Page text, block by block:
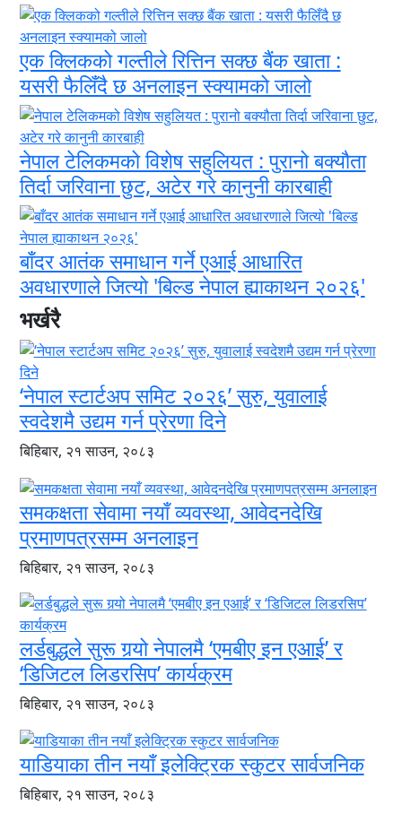
एक क्लिकको गल्तीले रित्तिन सक्छ बैंक खाता :
यसरी फैलिँदै छ अनलाइन स्क्यामको जालो
नेपाल टेलिकमको विशेष सहुलियत : पुरानो बक्यौता
तिर्दा जरिवाना छुट, अटेर गरे कानुनी कारबाही
बाँदर आतंक समाधान गर्ने एआई आधारित
अवधारणाले जित्यो 'बिल्ड नेपाल ह्याकाथन २०२६'
भर्खरै
‘नेपाल स्टार्टअप समिट २०२६’ सुरु, युवालाई
स्वदेशमै उद्यम गर्न प्रेरणा दिने
बिहिबार, २१ साउन, २०८३
समकक्षता सेवामा नयाँ व्यवस्था, आवेदनदेखि
प्रमाणपत्रसम्म अनलाइन
बिहिबार, २१ साउन, २०८३
लर्डबुद्धले सुरू गर्‍यो नेपालमै ‘एमबीए इन एआई’ र
‘डिजिटल लिडरसिप’ कार्यक्रम
बिहिबार, २१ साउन, २०८३
याडियाका तीन नयाँ इलेक्ट्रिक स्कुटर सार्वजनिक
बिहिबार, २१ साउन, २०८३